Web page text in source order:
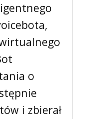
o
i zbierał